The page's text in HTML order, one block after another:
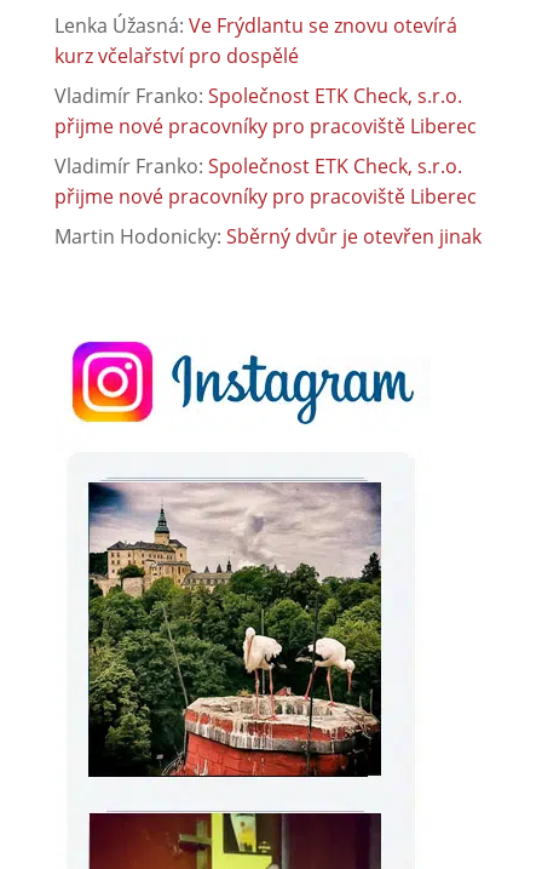
Lenka Úžasná: Ve Frýdlantu se znovu otevírá
kurz včelařství pro dospělé
Vladimír Franko: Společnost ETK Check, s.r.o.
přijme nové pracovníky pro pracoviště Liberec
Vladimír Franko: Společnost ETK Check, s.r.o.
přijme nové pracovníky pro pracoviště Liberec
Martin Hodonicky: Sběrný dvůr je otevřen jinak